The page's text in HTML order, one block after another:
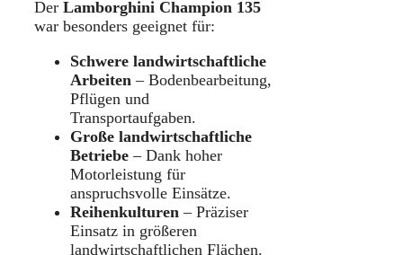
Der Lamborghini Champion 135
war besonders geeignet für:
Schwere landwirtschaftliche
Arbeiten – Bodenbearbeitung,
Pflügen und
Transportaufgaben.
Große landwirtschaftliche
Betriebe – Dank hoher
Motorleistung für
anspruchsvolle Einsätze.
Reihenkulturen – Präziser
Einsatz in größeren
landwirtschaftlichen Flächen.